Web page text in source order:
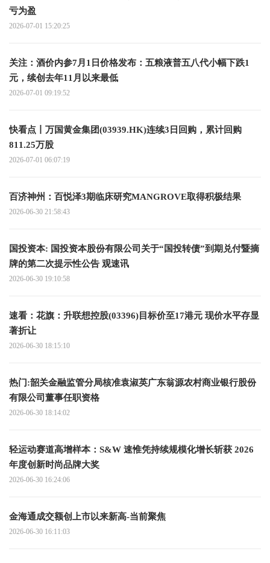
亏为盈
2026-07-01 15:20:25
关注：酒价内参7月1日价格发布：五粮液普五八代小幅下跌1
元，续创去年11月以来最低
2026-07-01 09:19:52
快看点丨万国黄金集团(03939.HK)连续3日回购，累计回购
811.25万股
2026-07-01 06:07:19
百济神州：百悦泽3期临床研究MANGROVE取得积极结果
2026-06-30 21:58:43
国投资本: 国投资本股份有限公司关于“国投转债”到期兑付暨摘
牌的第二次提示性公告 观速讯
2026-06-30 19:10:58
速看：花旗：升联想控股(03396)目标价至17港元 现价水平存显
著折让
2026-06-30 18:15:10
热门:韶关金融监管分局核准袁淑英广东翁源农村商业银行股份
有限公司董事任职资格
2026-06-30 18:14:02
轻运动赛道高增样本：S&W 速惟凭持续规模化增长斩获 2026
年度创新时尚品牌大奖
2026-06-30 16:24:06
金海通成交额创上市以来新高-当前聚焦
2026-06-30 16:11:03